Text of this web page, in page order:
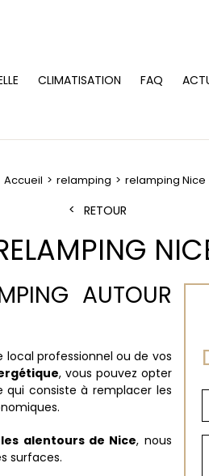
CLIMATISATION FAQ
Accueil relamping relamping Nice
RETOUR
AUTOUR
local professionnel ou de vos
, vous pouvez opter
consiste à remplacer les
alentours de Nice, nous
surfaces.